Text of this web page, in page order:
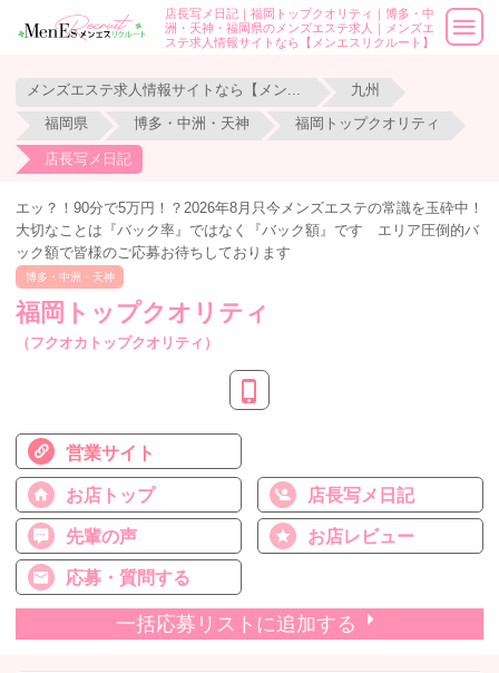
店長写メ日記｜福岡トップクオリティ｜博多・中
洲・天神・福岡県のメンズエステ求人｜メンズエ
ステ求人情報サイトなら【メンエスリクルート】
九州
福岡県 博多・中洲・天神 福岡トップクオリティ
店長写メ日記
エッ？！90分で5万円！？2026年8月只今メンズエステの常識を玉砕中！
大切なことは『バック率』ではなく『バック額』です エリア圧倒的バ
ック額で皆様のご応募お待ちしております
博多・中洲・天神
福岡トップクオリティ
（フクオカトップクオリティ）
営業サイト
お店トップ 店長写メ日記
先輩の声 お店レビュー
応募・質問する
一括応募リストに追加する